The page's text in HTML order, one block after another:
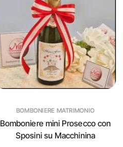
BOMBONIERE MATRIMONIO
Bomboniere mini Prosecco con
Sposini su Macchinina